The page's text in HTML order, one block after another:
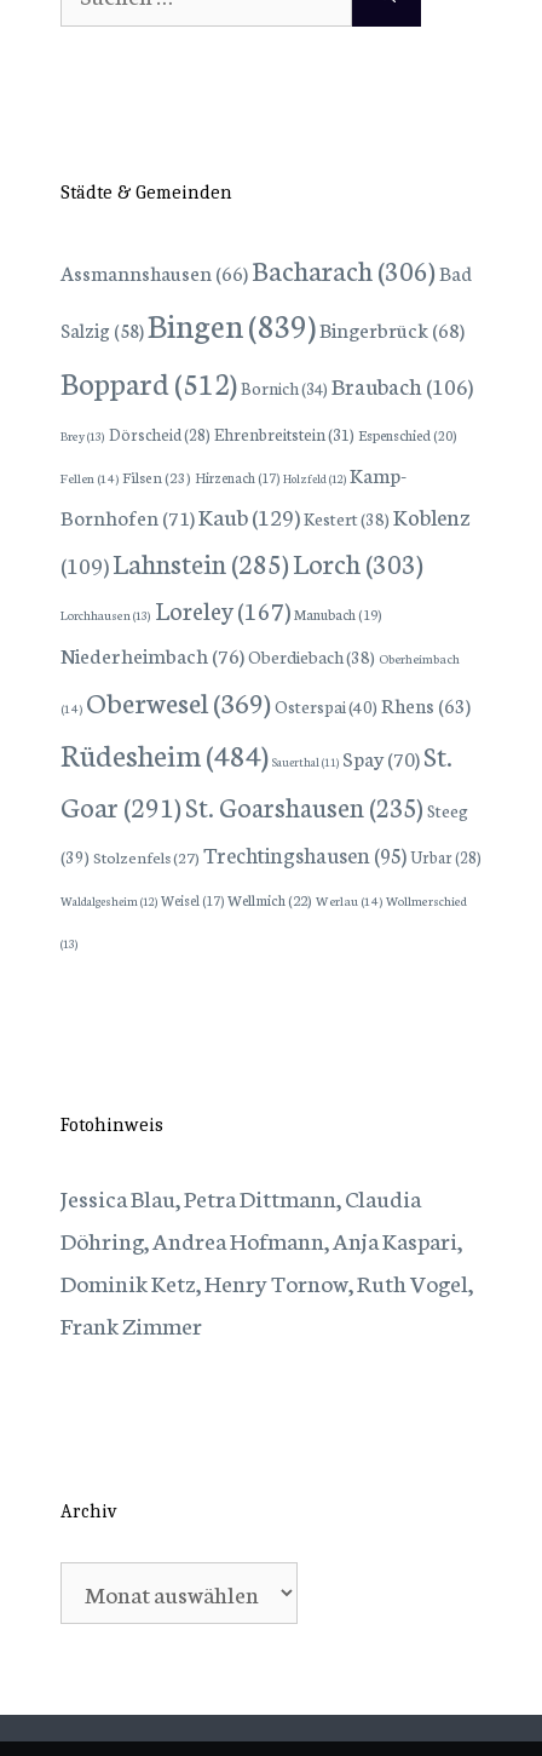
nach:
Städte & Gemeinden
Assmannshausen (66)Bacharach(306)Bad
Salzig(58)Bingen(839)Bingerbrück(68)
Boppard(512)Bornich(34) Braubach (106)
Brey(13) Dörscheid(28) Ehrenbreitstein(31) Espenschied (20)
Fellen (14) Filsen(23) Hirzenach (17) Holzfeld(12) Kamp-
Bornhofen (71)Kaub(129)Kestert(38) Koblenz
(109)Lahnstein(285)Lorch(303)
Lorchhausen (13) Loreley(167)Manubach (19)
Niederheimbach (76)Oberdiebach(38) Oberheimbach
(14) Oberwesel(369)Osterspai(40) Rhens (63)
Rüdesheim(484) Sauerthal(11) Spay(70)St.
Goar(291)St. Goarshausen (235) Steeg
(39) Stolzenfels(27) Trechtingshausen (95)Urbar(28)
Waldalgesheim(12) Weisel (17)Wellmich (22) Werlau (14) Wollmerschied
(13)
Fotohinweis
Jessica Blau, Petra Dittmann, Claudia
Döhring, Andrea Hofmann, Anja Kaspari,
Dominik Ketz, Henry Tornow, Ruth Vogel,
Frank Zimmer
Archiv
Archiv